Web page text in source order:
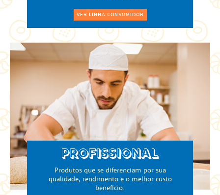
VER LINHA CONSUMIDOR
PROFISSIONAL
Produtos que se diferenciam por sua
qualidade, rendimento e o melhor custo
benefício.